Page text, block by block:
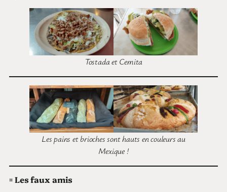
Tostada et Cemita
Les pains et brioches sont hauts en couleurs au
Mexique !
¤Les faux amis